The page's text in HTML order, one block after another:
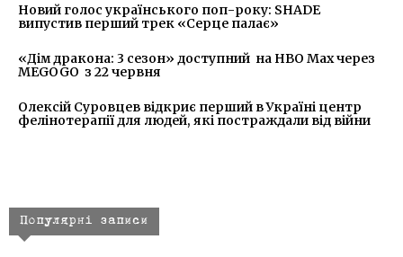
Новий голос українського поп-року: SHADE
випустив перший трек «Серце палає»
«Дім дракона: 3 сезон» доступний на HBO Max через
MEGOGO з 22 червня
Олексій Суровцев відкриє перший в Україні центр
фелінотерапії для людей, які постраждали від війни
Популярні записи